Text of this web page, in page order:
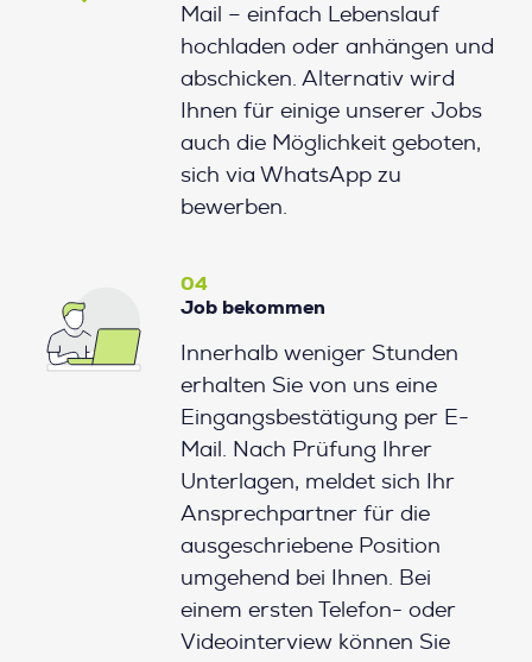
Mail – einfach Lebenslauf
hochladen oder anhängen und
abschicken. Alternativ wird
Ihnen für einige unserer Jobs
auch die Möglichkeit geboten,
sich via WhatsApp zu
bewerben.
04
Job bekommen
Innerhalb weniger Stunden
erhalten Sie von uns eine
Eingangsbestätigung per E-
Mail. Nach Prüfung Ihrer
Unterlagen, meldet sich Ihr
Ansprechpartner für die
ausgeschriebene Position
umgehend bei Ihnen. Bei
einem ersten Telefon- oder
Videointerview können Sie